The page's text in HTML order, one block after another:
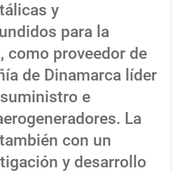
y
para la
como proveedor de
de Dinamarca líder
e
La
con un
y desarrollo